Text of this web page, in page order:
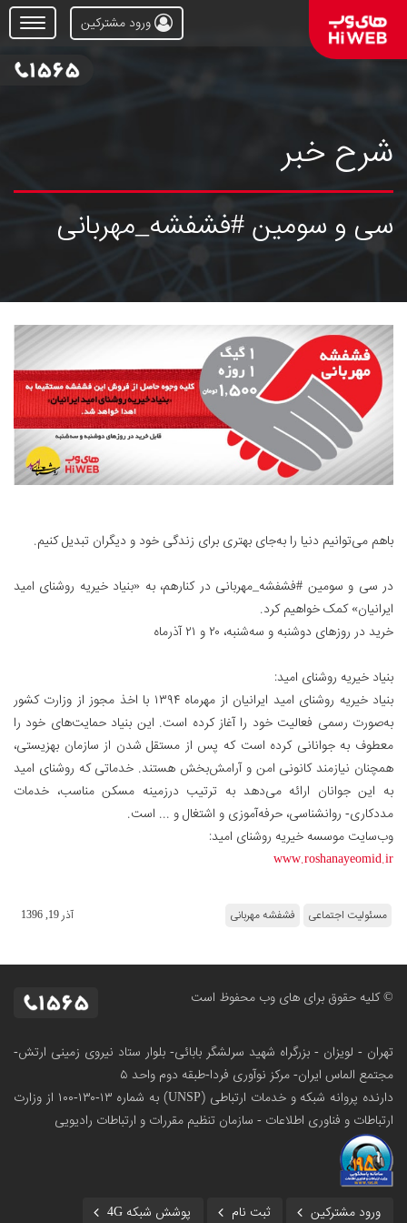
Open
Menu
ورود مشترکین
شرح خبر
سی و سومین #فشفشه_مهربانی
باهم می‌توانیم دنیا را به‌جای بهتری برای زندگی خود و دیگران تبدیل کنیم.
در سی و سومین #فشفشه_مهربانی در کنارهم، به «بنیاد خیریه روشنای امید
ایرانیان» کمک خواهیم کرد.
خرید در روزهای دوشنبه و سه‌شنبه، ۲۰ و ۲۱ آذرماه
بنیاد خیریه روشنای امید:
بنیاد خیریه روشنای امید ایرانیان از مهرماه ۱۳۹۴ با اخذ مجوز از وزارت کشور
به‌صورت رسمی فعالیت خود را آغاز کرده است. این بنیاد حمایت‌های خود را
معطوف به جوانانی کرده است که پس از مستقل شدن از سازمان بهزیستی،
همچنان نیازمند کانونی امن و آرامش‌بخش هستند. خدماتی که روشنای امید
به این جوانان ارائه می‌دهد به ترتیب درزمینه مسکن مناسب،‌ خدمات
مددکاری- روانشناسی، حرفه‌آموزی و اشتغال و ... است.
وب‌سایت موسسه خیریه روشنای امید:
www.roshanayeomid.ir
مسئولیت اجتماعی فشفشه مهربانی آذر 19, 1396
© کلیه حقوق برای های وب محفوظ است
تهران - لویزان - بزرگراه شهید سرلشگر بابائی- بلوار ستاد نیروی زمینی ارتش-
مجتمع الماس ایران- مرکز نوآوری فردا-طبقه دوم واحد ۵
دارنده پروانه شبکه و خدمات ارتباطی (UNSP) به شماره ۱۳-۱۳۰-۱۰۰
از وزارت
ارتباطات و فناوری اطلاعات - سازمان تنظیم مقررات و ارتباطات رادیویی
ورود مشترکین ثبت نام پوشش شبکه 4G